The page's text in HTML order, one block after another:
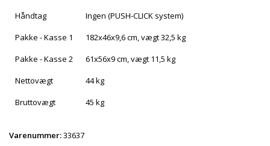
Håndtag
Ingen (PUSH-CLICK system)
Pakke - Kasse 1
182x46x9,6 cm, vægt 32,5 kg
Pakke - Kasse 2
61x56x9 cm, vægt 11,5 kg
Nettovægt
44 kg
Bruttovægt
45 kg
Varenummer:33637